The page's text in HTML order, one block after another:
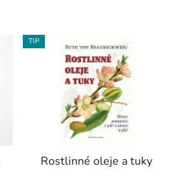
TIP
Rostlinné oleje a tuky